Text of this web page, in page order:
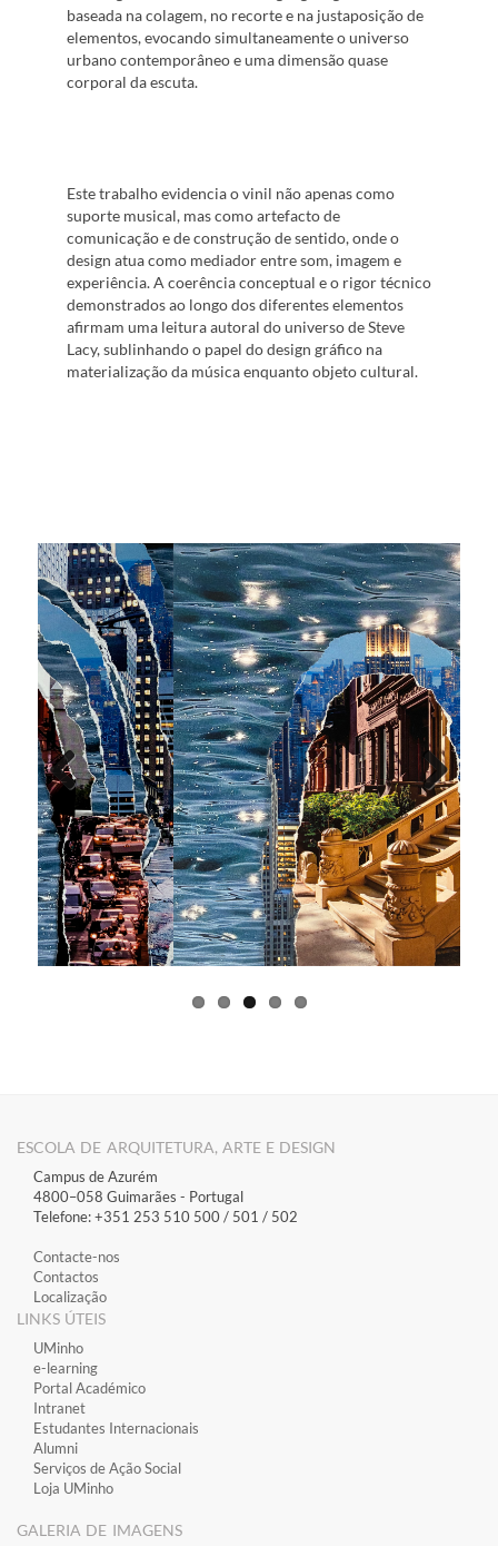
baseada na colagem, no recorte e na justaposição de
elementos, evocando simultaneamente o universo
urbano contemporâneo e uma dimensão quase
corporal da escuta.
Este trabalho evidencia o vinil não apenas como
suporte musical, mas como artefacto de
comunicação e de construção de sentido, onde o
design atua como mediador entre som, imagem e
experiência. A coerência conceptual e o rigor técnico
demonstrados ao longo dos diferentes elementos
afirmam uma leitura autoral do universo de Steve
Lacy, sublinhando o papel do design gráfico na
materialização da música enquanto objeto cultural.
Previous Next
ESCOLA DE ARQUITETURA, ARTE E DESIGN
Campus de Azurém
4800–058 Guimarães​ - Portugal
Telefone: +351 253 510 500 / 501 / 502
Contacte-nos
Contactos
Localização
LINKS ÚTEIS
​UMinho
​e-learning
​Portal Académico
​Intranet
Estudantes Inter​​nacionais
Alumni
Serviços de Ação Social
Loja UMinho
GALERIA DE IMAGENS